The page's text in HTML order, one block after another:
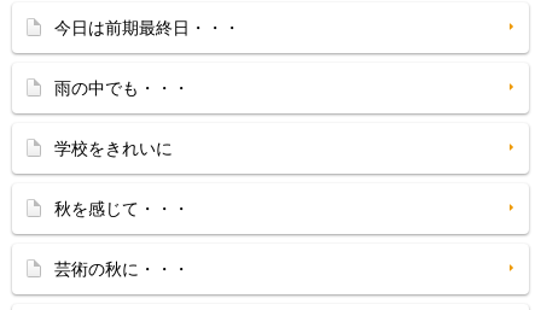
今日は前期最終日・・・
雨の中でも・・・
学校をきれいに
秋を感じて・・・
芸術の秋に・・・